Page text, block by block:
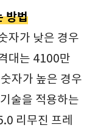
방법
자가 낮은 경우
대는 4100만
자가 높은 경우
술을 적용하는
리무진 프레